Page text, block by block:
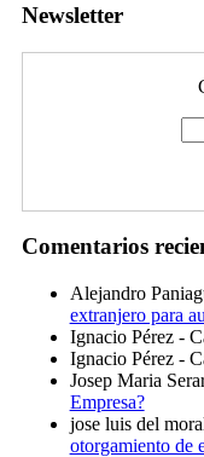
Newsletter
Comentarios
Alejandro
extranjero para
Ignacio Pérez -
Ignacio Pérez -
Josep Maria
Empresa?
jose luis del
otorgamiento de